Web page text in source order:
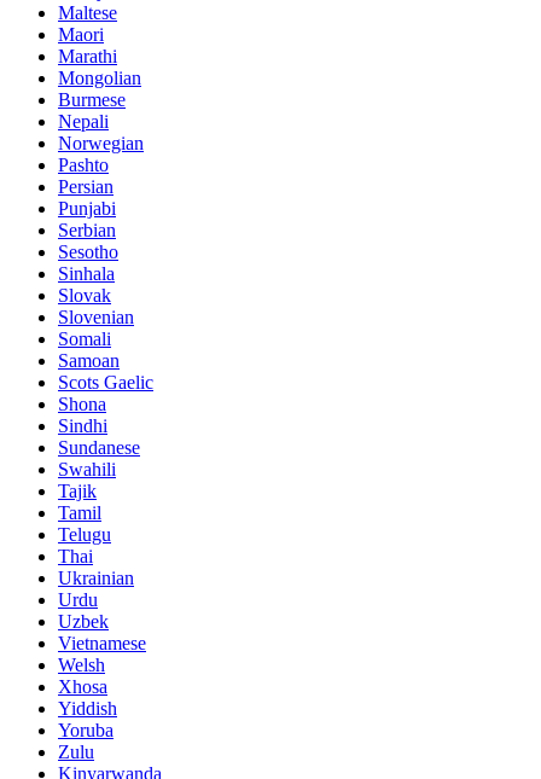
Maltese
Maori
Marathi
Mongolian
Burmese
Nepali
Norwegian
Pashto
Persian
Punjabi
Serbian
Sesotho
Sinhala
Slovak
Slovenian
Somali
Samoan
Scots Gaelic
Shona
Sindhi
Sundanese
Swahili
Tajik
Tamil
Telugu
Thai
Ukrainian
Urdu
Uzbek
Vietnamese
Welsh
Xhosa
Yiddish
Yoruba
Zulu
Kinyarwanda